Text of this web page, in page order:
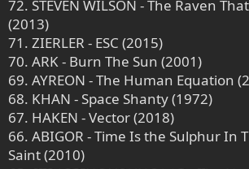
72. STEVEN WILSON - The Raven
(2013)
71. ZIERLER - ESC (2015)
70. ARK - Burn The Sun (2001)
69. AYREON - The Human Equation
68. KHAN - Space Shanty (1972)
67. HAKEN - Vector (2018)
66. ABIGOR - Time Is the Sulphur In
Saint (2010)